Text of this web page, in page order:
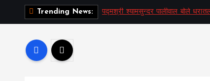
Trending News: पद्मश्री श्यामसुन्दर पालीवाल बोले